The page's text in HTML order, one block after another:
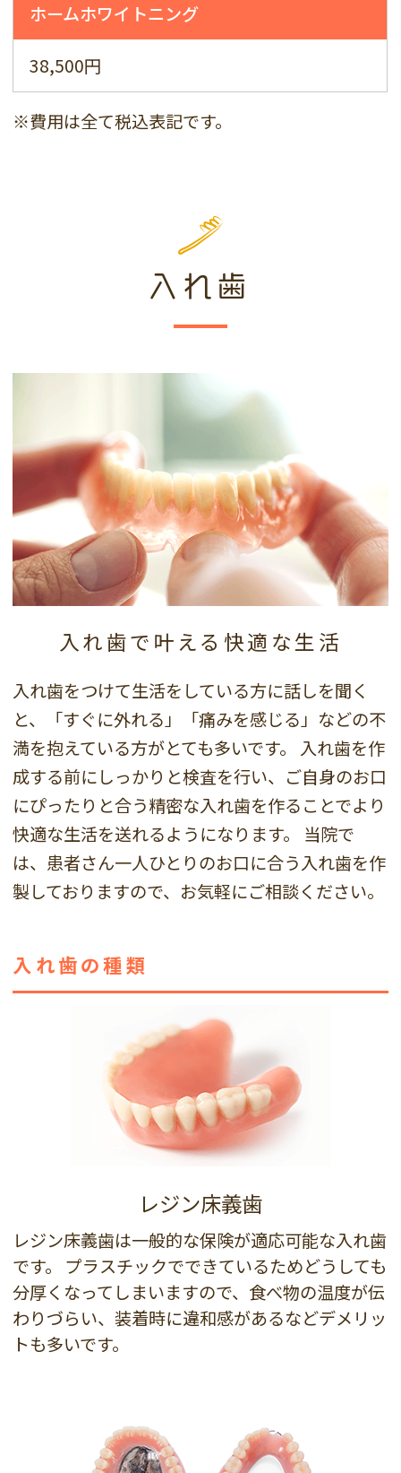
ホームホワイトニング
38,500円
※費用は全て税込表記です。
入れ歯
入れ歯で叶える快適な生活
入れ歯をつけて生活をしている方に話しを聞く
と、「すぐに外れる」「痛みを感じる」などの不
満を抱えている方がとても多いです。
入れ歯を作
成する前にしっかりと検査を行い、ご自身のお口
にぴったりと合う精密な入れ歯を作ることでより
快適な生活を送れるようになります。
当院で
は、患者さん一人ひとりのお口に合う入れ歯を作
製しておりますので、お気軽にご相談ください。
入れ歯の種類
レジン床義歯
レジン床義歯は一般的な保険が適応可能な入れ歯
です。 プラスチックでできているためどうしても
分厚くなってしまいますので、食べ物の温度が伝
わりづらい、装着時に違和感があるなどデメリッ
トも多いです。